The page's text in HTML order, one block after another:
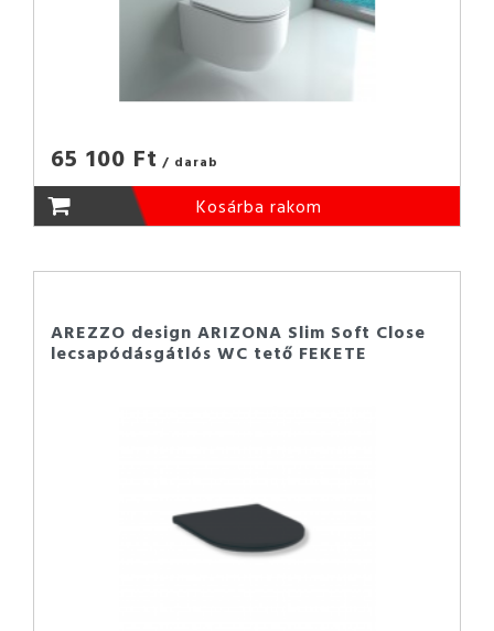
65 100 Ft / darab
Kosárba rakom
AREZZO design ARIZONA Slim Soft Close
lecsapódásgátlós WC tető FEKETE